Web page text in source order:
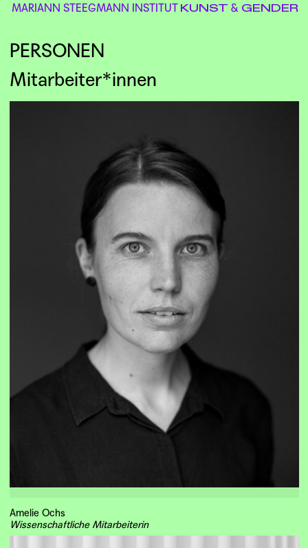
MARIANN STEEGMANN INSTITUT KUNST &GENDER
PERSONEN
Mitarbeiter*innen
Amelie Ochs
Wissenschaftliche Mitarbeiterin